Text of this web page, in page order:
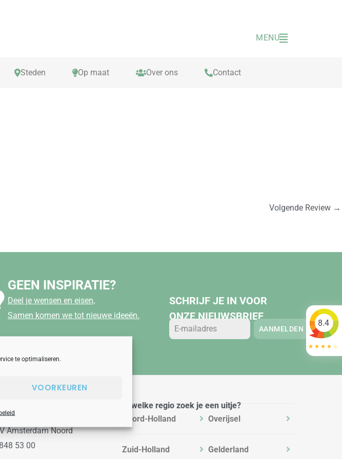
te optimaliseren.
VOORKEUREN
MENU
Steden Op maat Over ons Contact
Volgende Review →
GEEN INSPIRATIE?
Deel je wensen en eisen,
Samen komen we tot nieuwe ideeën.
SCHRIJF JE IN VOOR
ONZE NIEUWSBRIEF
AANMELDEN
10a
Amsterdam Noord
53 00
In welke regio zoek je een uitje?
Noord-Holland
Zuid-Holland
Overijsel
Gelderland
8.4